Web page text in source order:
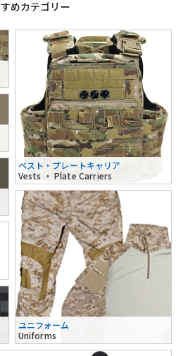
めカテゴリー
ベスト・プレートキャリア
Vests ・ Plate Carriers
ユニフォーム
Uniforms